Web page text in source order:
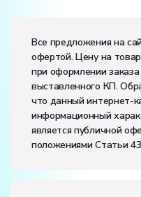
Потребляемая
Электропитание:
напряжение, В:
частота, Гц:50
Класс защиты от
Диапазон рабочих
Влажность, %:до 80
Все предложения на
офертой. Цену на
при оформлении
выставленного КП.
что данный интернет-
информационный
является публичной
положениями Статьи